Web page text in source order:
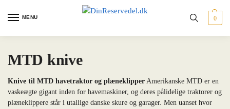
MENU 0
MTD knive
Knive til MTD havetraktor og plæneklipper Amerikanske MTD er en
vaskeægte gigant inden for havemaskiner, og deres pålidelige traktorer og
plæneklippere står i utallige danske skure og garager. Men uanset hvor